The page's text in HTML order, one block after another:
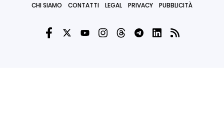
CHI SIAMO CONTATTI LEGAL PRIVACY PUBBLICITÀ